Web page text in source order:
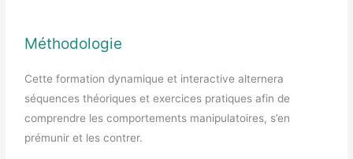
Méthodologie
Cette formation dynamique et interactive alternera
séquences théoriques et exercices pratiques afin de
comprendre les comportements manipulatoires, s’en
prémunir et les contrer.